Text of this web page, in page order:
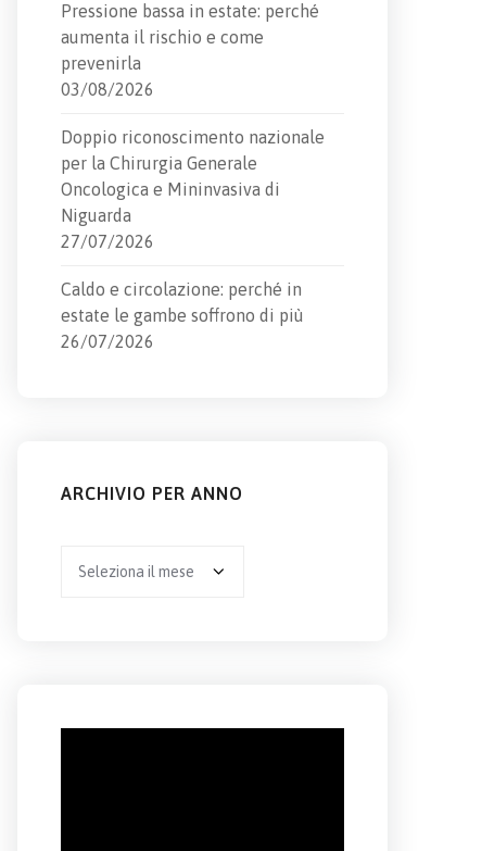
Pressione bassa in estate: perché
aumenta il rischio e come
prevenirla
03/08/2026
Doppio riconoscimento nazionale
per la Chirurgia Generale
Oncologica e Mininvasiva di
Niguarda
27/07/2026
Caldo e circolazione: perché in
estate le gambe soffrono di più
26/07/2026
ARCHIVIO PER ANNO
per